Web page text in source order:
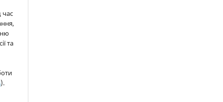
час
та
).